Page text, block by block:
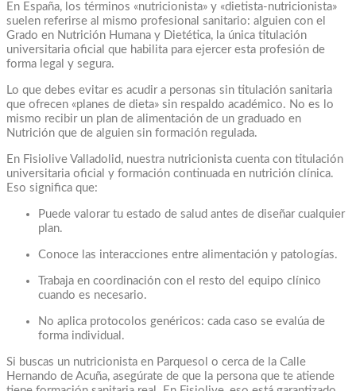
En España, los términos «nutricionista» y «dietista-nutricionista»
suelen referirse al mismo profesional sanitario: alguien con el
Grado en Nutrición Humana y Dietética, la única titulación
universitaria oficial que habilita para ejercer esta profesión de
forma legal y segura.
Lo que debes evitar es acudir a personas sin titulación sanitaria
que ofrecen «planes de dieta» sin respaldo académico. No es lo
mismo recibir un plan de alimentación de un graduado en
Nutrición que de alguien sin formación regulada.
En Fisiolive Valladolid, nuestra nutricionista cuenta con titulación
universitaria oficial y formación continuada en nutrición clínica.
Eso significa que:
Puede valorar tu estado de salud antes de diseñar cualquier
plan.
Conoce las interacciones entre alimentación y patologías.
Trabaja en coordinación con el resto del equipo clínico
cuando es necesario.
No aplica protocolos genéricos: cada caso se evalúa de
forma individual.
Si buscas un nutricionista en Parquesol o cerca de la Calle
Hernando de Acuña, asegúrate de que la persona que te atiende